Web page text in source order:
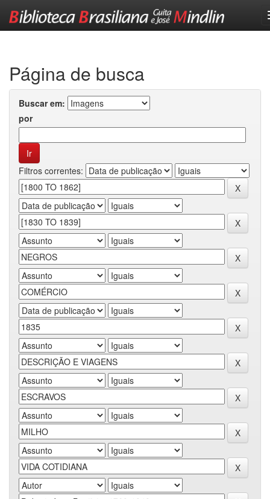
Página de busca
Buscar em:
por
Filtros correntes: